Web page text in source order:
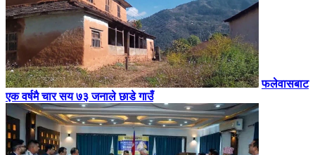
फलेवासबाट
एक वर्षमै चार सय ७३ जनाले छाडे गाउँ